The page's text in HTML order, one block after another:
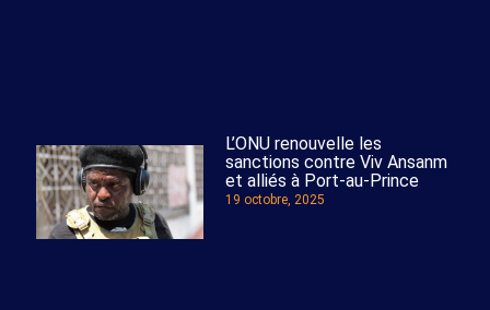
L’ONU renouvelle les
sanctions contre Viv Ansanm
et alliés à Port-au-Prince
19 octobre, 2025